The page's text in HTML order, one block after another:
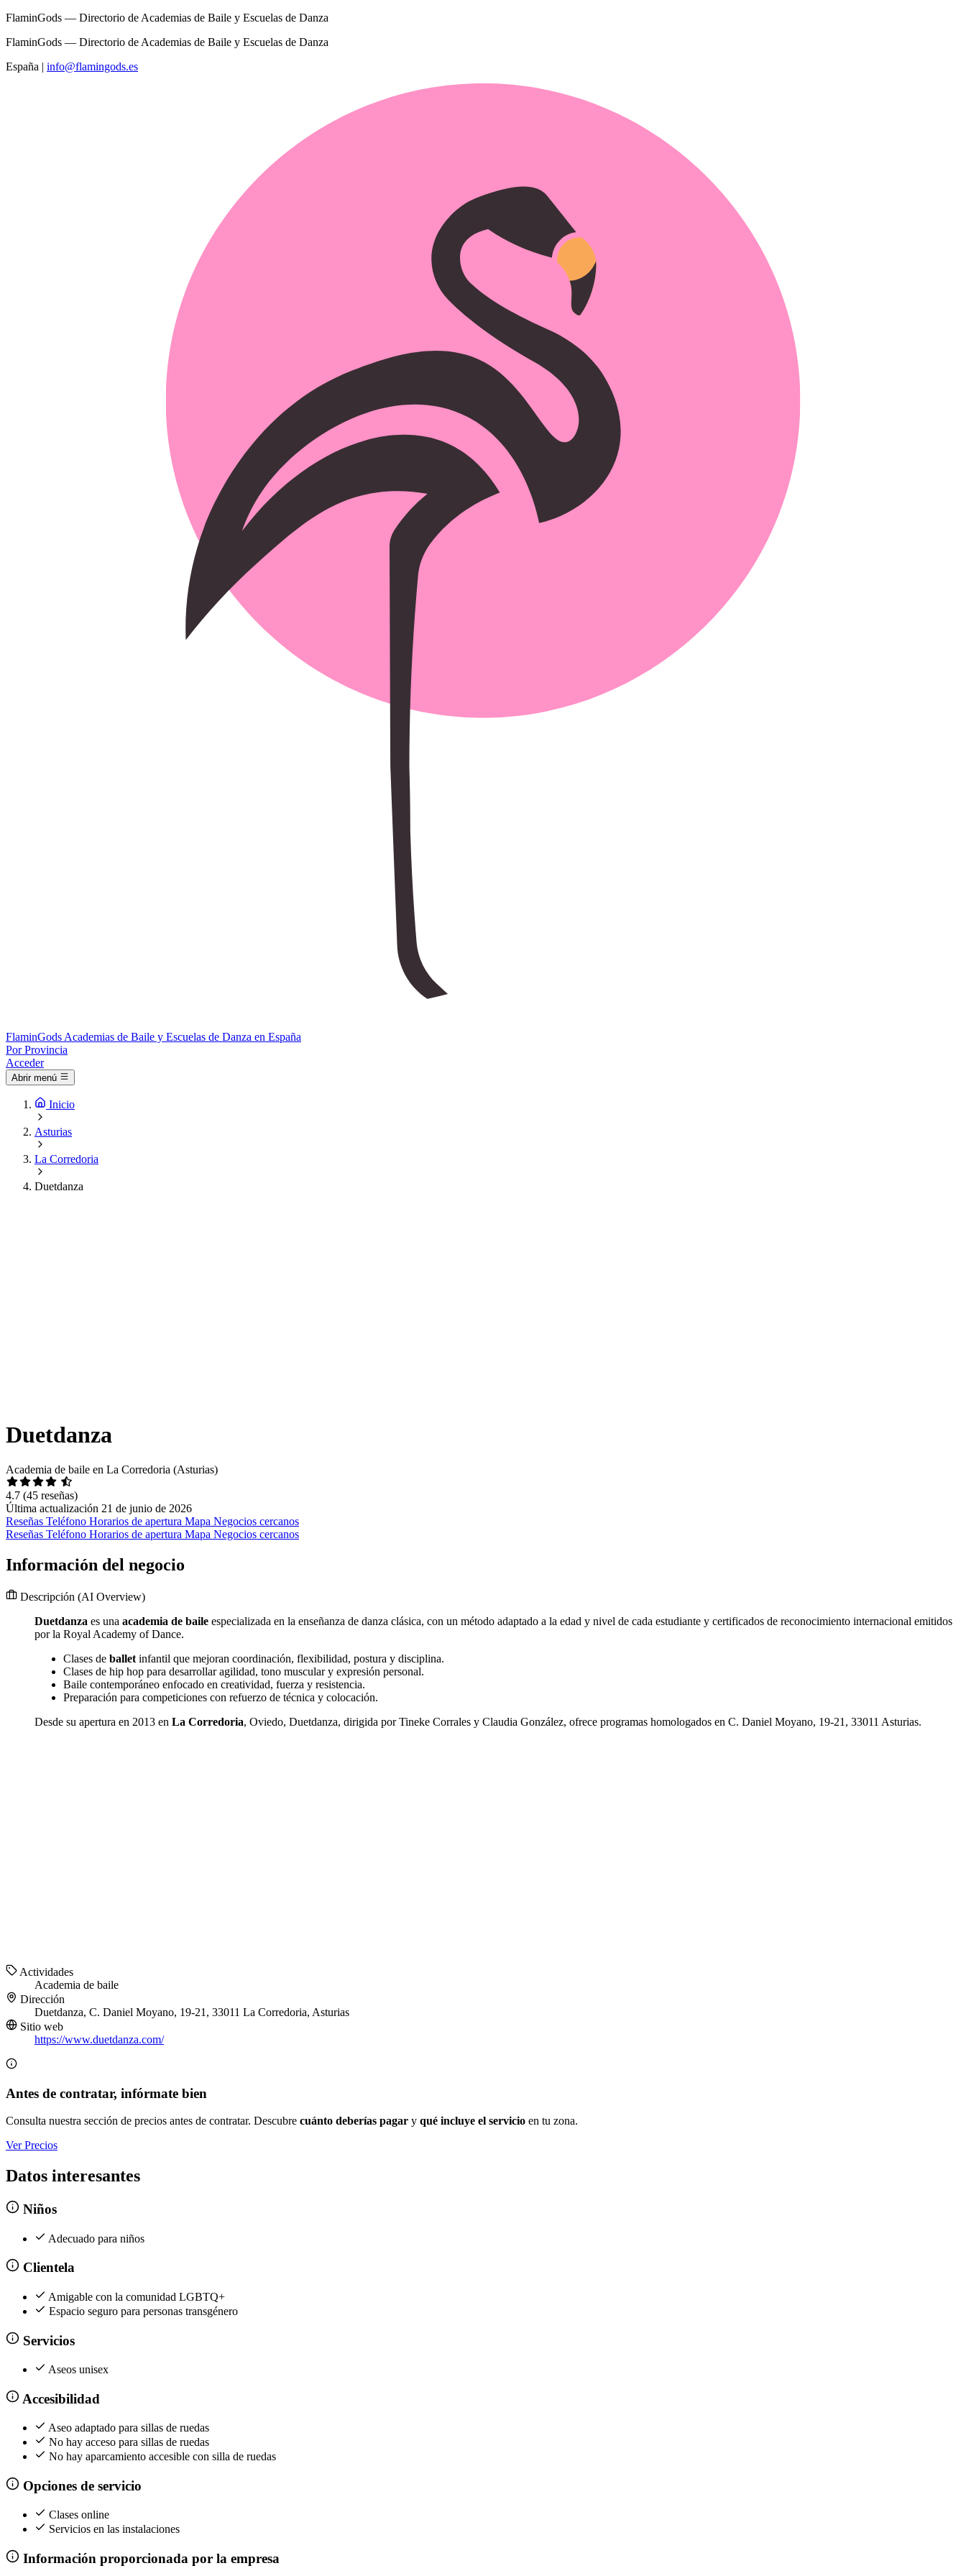
FlaminGods — Directorio de Academias de Baile y Escuelas de Danza
FlaminGods — Directorio de Academias de Baile y Escuelas de Danza
España | info@flamingods.es
FlaminGods Academias de Baile y Escuelas de Danza en España
Por Provincia
Acceder
Abrir menú
Inicio
Asturias
La Corredoria
Duetdanza
Duetdanza
Academia de baile en La Corredoria (Asturias)
4.7 (45 reseñas)
Última actualización 21 de junio de 2026
Reseñas Teléfono Horarios de apertura Mapa Negocios cercanos
Reseñas Teléfono Horarios de apertura Mapa Negocios cercanos
Información del negocio
Descripción (AI Overview)
Duetdanza es una academia de baile especializada en la enseñanza de danza clásica, con un método adaptado a la edad y nivel de cada estudiante y certificados de reconocimiento internacional emitidos
por la Royal Academy of Dance.
Clases de ballet infantil que mejoran coordinación, flexibilidad, postura y disciplina.
Clases de hip hop para desarrollar agilidad, tono muscular y expresión personal.
Baile contemporáneo enfocado en creatividad, fuerza y resistencia.
Preparación para competiciones con refuerzo de técnica y colocación.
Desde su apertura en 2013 en La Corredoria, Oviedo, Duetdanza, dirigida por Tineke Corrales y Claudia González, ofrece programas homologados en C. Daniel Moyano, 19-21, 33011 Asturias.
Actividades
Academia de baile
Dirección
Duetdanza, C. Daniel Moyano, 19-21, 33011 La Corredoria, Asturias
Sitio web
https://www.duetdanza.com/
Antes de contratar, infórmate bien
Consulta nuestra sección de precios antes de contratar. Descubre cuánto deberías pagar y qué incluye el servicio en tu zona.
Ver Precios
Datos interesantes
Niños
Adecuado para niños
Clientela
Amigable con la comunidad LGBTQ+
Espacio seguro para personas transgénero
Servicios
Aseos unisex
Accesibilidad
Aseo adaptado para sillas de ruedas
No hay acceso para sillas de ruedas
No hay aparcamiento accesible con silla de ruedas
Opciones de servicio
Clases online
Servicios en las instalaciones
Información proporcionada por la empresa